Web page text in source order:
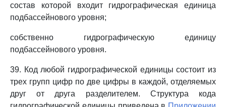
состав которой входит гидрографическая единица
подбассейнового уровня;
собственно гидрографическую единицу
подбассейнового уровня.
39. Код любой гидрографической единицы состоит из
трех групп цифр по две цифры в каждой, отделяемых
друг от друга разделителем. Структура кода